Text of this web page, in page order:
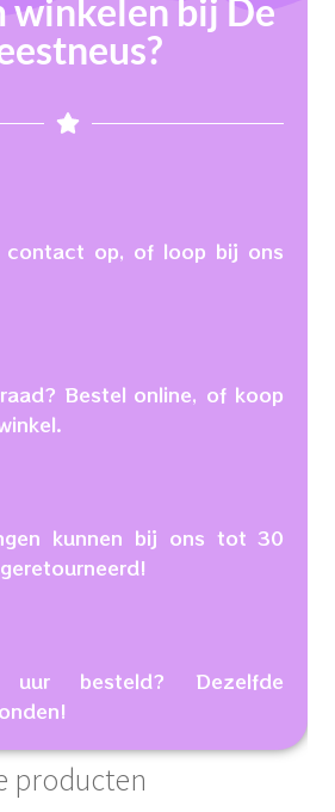
winkelen bij De
contact op, of loop bij ons
Bestel online, of koop
kunnen bij ons tot 30
besteld? Dezelfde
producten